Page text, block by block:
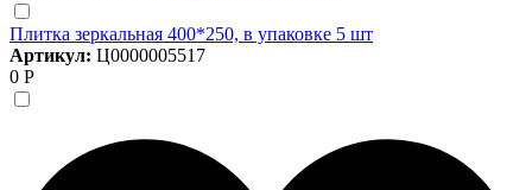
Плитка зеркальная 400*250, в упаковке 5 шт
Артикул: Ц0000005517
0 Р